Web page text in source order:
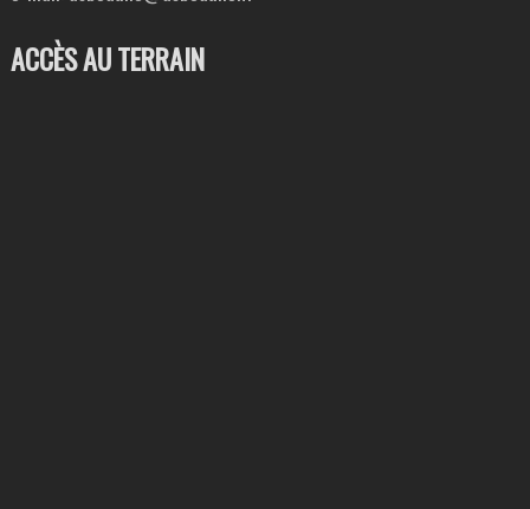
ACCÈS AU TERRAIN